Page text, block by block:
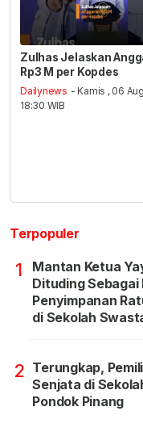
Zulhas Jelaskan
Rp3 M per Kopdes
Dailynews - Kamis , 06
18:30 WIB
Terpopuler
1
Mantan Ketua
Dituding Sebagai
Penyimpanan
di Sekolah
2 Terungkap,
Senjata di
Pondok Pinang